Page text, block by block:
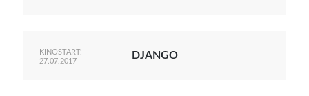
KINOSTART:
27.07.2017
DJANGO